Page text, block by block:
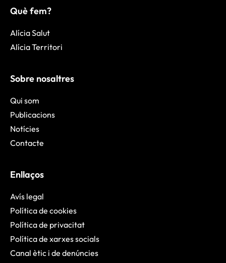
Què fem?
Alícia Salut
Alícia Territori
Sobre nosaltres
Qui som
Publicacions
Notícies
Contacte
Enllaços
Avís legal
Política de cookies
Política de privacitat
Política de xarxes socials
Canal ètic i de denúncies